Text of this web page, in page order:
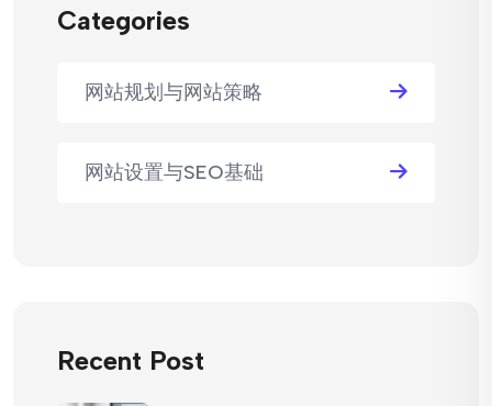
Categories
网站规划与网站策略
网站设置与SEO基础
Recent Post